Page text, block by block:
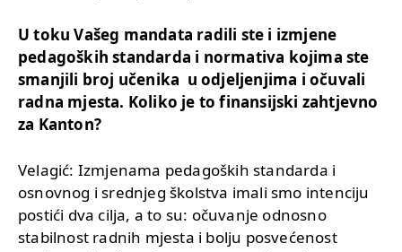
U toku Vašeg mandata radili ste i izmjene
pedagoških standarda i normativa kojima ste
smanjili broj učenika u odjeljenjima i očuvali
radna mjesta. Koliko je to finansijski zahtjevno
za Kanton?
Velagić: Izmjenama pedagoških standarda i
osnovnog i srednjeg školstva imali smo intenciju
postići dva cilja, a to su: očuvanje odnosno
stabilnost radnih mjesta i bolju posvećenost